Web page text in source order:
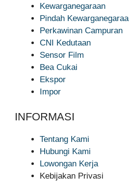
Kewarganegaraan
Pindah
Perkawinan Campuran
CNI Kedutaan
Sensor Film
Bea Cukai
Ekspor
Impor
INFORMASI
Tentang Kami
Hubungi Kami
Lowongan Kerja
Kebijakan Privasi